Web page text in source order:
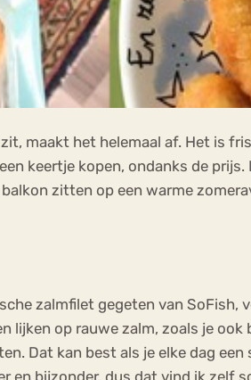
maakt het helemaal af. Het is
keertje kopen, ondanks de
zitten op een warme
zalmfilet gegeten van
op rauwe zalm, zoals je
Dat kan best als je elke dag